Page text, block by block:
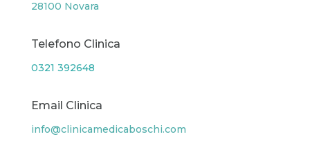
28100 Novara
Telefono Clinica
0321 392648
Email Clinica
info@clinicamedicaboschi.com